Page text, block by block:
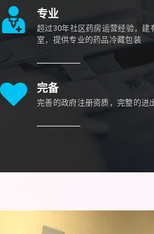
专业
超过30年社区药房运营经验，建
室，提供专业的药品冷藏包装
完备
完善的政府注册资质，完整的进